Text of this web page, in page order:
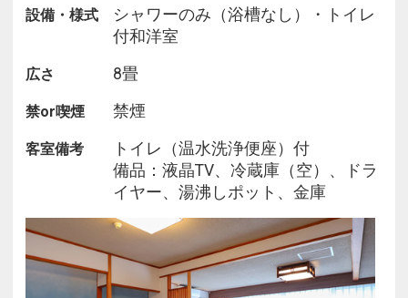
首都圏から車で約2時間とアクセス便利な関東地方
屈指の人気温泉地、鬼怒川温泉。江戸時代に発見さ
入浴を許されたという格式高い温泉地としても有名
ークや絶景スポットなどの観光スポットもあり、日
光へも車で30分と旅行計画が膨らみます。
■ホテルについて
料のドリンクサービスをご提供しているプレミアム
ラウンジをご用意。
鬼怒川の雄大な自然を間近に感じながら、お好きな
設備・様式
シャワーのみ（浴槽なし）・トイレ
付和洋室
広さ 8畳
禁or喫煙 禁煙
客室備考
トイレ（温水洗浄便座）付
備品：液晶TV、冷蔵庫（空）、ドラ
イヤー、湯沸しポット、金庫